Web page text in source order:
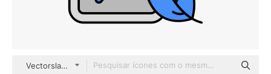
Vectorslab Others